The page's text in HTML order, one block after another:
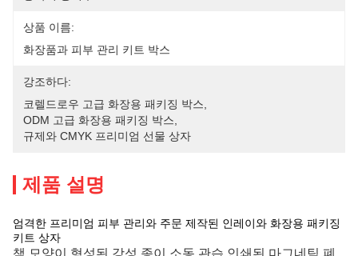
상품 이름:
화장품과 피부 관리 키트 박스
강조하다:
코렐드로우 고급 화장용 패키징 박스
ODM 고급 화장용 패키징 박스
규제와 CMYK 프리미엄 선물 상자
제품 설명
엄격한 프리미엄 피부 관리와 주문 제작된 인레이와 화장용 패키징
키트 상자
책 모양이 형성된 강성 종이 소동 관습 인쇄된 마그네틱 폐